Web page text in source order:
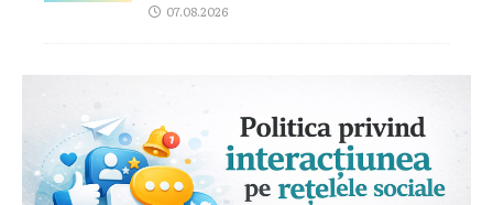
07.08.2026